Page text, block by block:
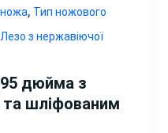
ножа, Тип ножового
Лезо з нержавіючої
дюйма з
шліфованим